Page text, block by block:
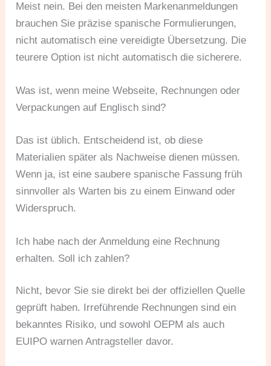
Meist nein. Bei den meisten Markenanmeldungen
brauchen Sie präzise spanische Formulierungen,
nicht automatisch eine vereidigte Übersetzung. Die
teurere Option ist nicht automatisch die sicherere.
Was ist, wenn meine Webseite, Rechnungen oder
Verpackungen auf Englisch sind?
Das ist üblich. Entscheidend ist, ob diese
Materialien später als Nachweise dienen müssen.
Wenn ja, ist eine saubere spanische Fassung früh
sinnvoller als Warten bis zu einem Einwand oder
Widerspruch.
Ich habe nach der Anmeldung eine Rechnung
erhalten. Soll ich zahlen?
Nicht, bevor Sie sie direkt bei der offiziellen Quelle
geprüft haben. Irreführende Rechnungen sind ein
bekanntes Risiko, und sowohl OEPM als auch
EUIPO warnen Antragsteller davor.